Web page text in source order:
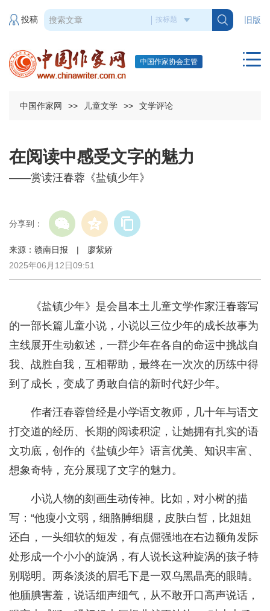
旧版
投稿
中国作家协会主管
中国作家网 >> 儿童文学 >> 文学评论
在阅读中感受文字的魅力
——赏读汪春蓉《盐镇少年》
分享到：
来源：赣南日报 | 廖紫娇
2025年06月12日09:51
《盐镇少年》是会昌本土儿童文学作家汪春蓉写
的一部长篇儿童小说，小说以三位少年的成长故事为
主线展开生动叙述，一群少年在各自的命运中挑战自
我、战胜自我，互相帮助，最终在一次次的历练中得
到了成长，变成了勇敢自信的新时代好少年。
作者汪春蓉曾经是小学语文教师，几十年与语文
打交道的经历、长期的阅读积淀，让她拥有扎实的语
文功底，创作的《盐镇少年》语言优美、知识丰富、
想象奇特，充分展现了文字的魅力。
小说人物的刻画生动传神。比如，对小树的描
写：“他瘦小文弱，细胳膊细腿，皮肤白皙，比姐姐
还白，一头细软的短发，有点倔强地在右边额角发际
处形成一个小小的旋涡，有人说长这种旋涡的孩子特
别聪明。两条淡淡的眉毛下是一双乌黑晶亮的眼睛。
他腼腆害羞，说话细声细气，从不敢开口高声说话，